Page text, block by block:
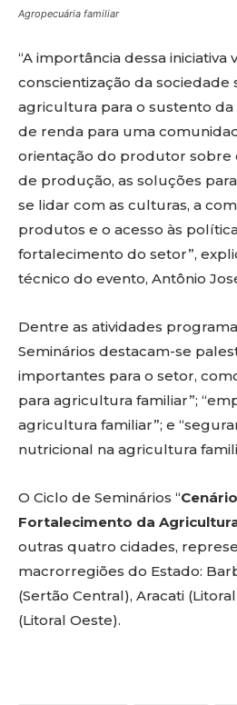
Agropecuária familiar
“A importância dessa iniciativa
conscientização da
agricultura para o sustento
de renda para uma
orientação do produtor sobre
de produção, as soluções
se lidar com as culturas, a
produtos e o acesso às
fortalecimento do setor”,
técnico do evento, Antônio
Dentre as atividades
Seminários destacam-se
importantes para o setor,
para agricultura familiar”;
agricultura familiar”; e
nutricional na agricultura
O Ciclo de Seminários “
Fortalecimento da
outras quatro cidades,
macrorregiões do Estado:
(Sertão Central), Aracati
(Litoral Oeste).